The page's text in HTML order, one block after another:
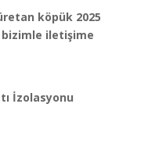
köpük 2025
bizimle iletişime
İzolasyonu